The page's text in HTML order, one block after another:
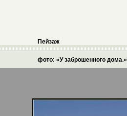
Пейзаж
фото: «У заброшенного дома.»